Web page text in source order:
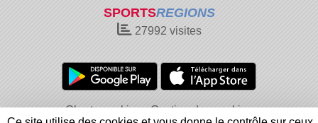
SPORTSREGIONS
27992 visites
Charte cookies
Gestion des cookies